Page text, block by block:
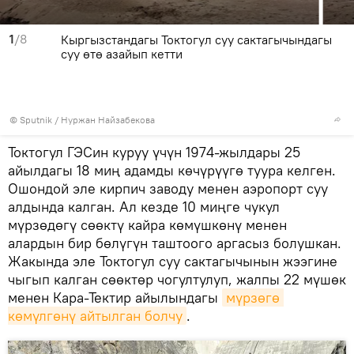
1/8
© Sputnik / Нуржан Найзабекова
Кыргызстандагы Токтогул суу сактагычындагы
суу өтө азайып кетти
Токтогул ГЭСин куруу үчүн 1974-жылдары 25
айылдагы 18 миң адамды көчүрүүгө туура келген.
Ошондой эле кирпич заводу менен аэропорт суу
алдында калган. Ал кезде 10 миңге чукул
мүрзөдөгү сөөктү кайра көмүшкөнү менен
алардын бир бөлүгүн таштоого аргасыз болушкан.
Жакында эле Токтогул суу сактагычынын жээгине
чыгып калган сөөктөр чогултулуп, жалпы 22 мүшөк
менен Кара-Тектир айылындагы мүрзөгө
көмүлгөнү айтылган болчу .